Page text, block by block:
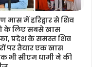
मास में हरिद्वार से शिव
के लिए सबसे खास
प्रदेश के समस्त शिव
पर तैयार एक खास
भी सीएम धामी ने की